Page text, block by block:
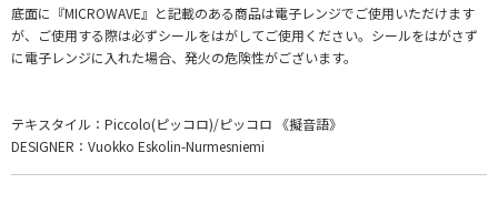
底面に『MICROWAVE』と記載のある商品は電子レンジでご使用いただけます
が、ご使用する際は必ずシールをはがしてご使用ください。シールをはがさず
に電子レンジに入れた場合、発火の危険性がございます。
テキスタイル：Piccolo(ピッコロ)/ピッコロ 《擬音語》
DESIGNER：Vuokko Eskolin-Nurmesniemi